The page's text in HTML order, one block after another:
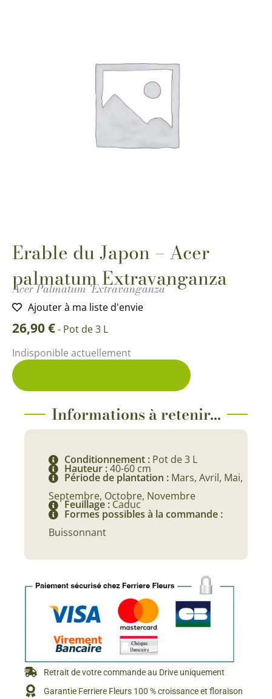
Erable du Japon – Acer
palmatum Extravanganza
Acer Palmatum 'Extravanganza'
Ajouter à ma liste d'envie
26,90€- Pot de 3 L
Indisponible actuellement
Informations à retenir...
Conditionnement : Pot de 3 L
Hauteur :40-60 cm
Période de plantation : Mars, Avril, Mai,
Septembre, Octobre, Novembre
Feuillage : Caduc
Formes possibles à la commande :
Buissonnant
Retrait de votre commande au Drive uniquement
Garantie Ferriere Fleurs 100 % croissance et floraison